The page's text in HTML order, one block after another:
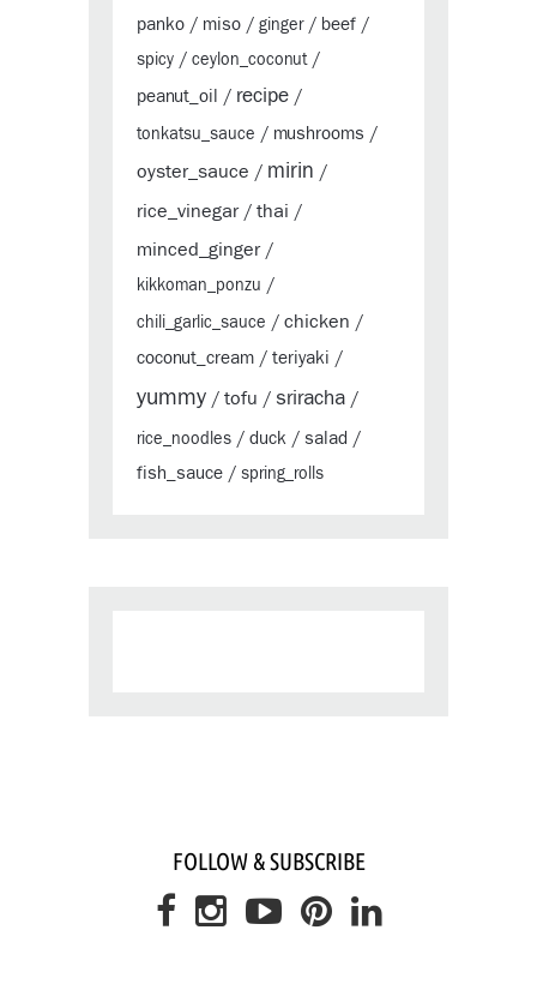
panko / miso / ginger/ beef /
spicy / ceylon_coconut /
peanut_oil / recipe /
tonkatsu_sauce / mushrooms /
oyster_sauce / mirin /
rice_vinegar/ thai /
minced_ginger/
kikkoman_ponzu /
chili_garlic_sauce / chicken /
coconut_cream / teriyaki /
yummy / tofu / sriracha /
rice_noodles / duck / salad /
fish_sauce / spring_rolls
FOLLOW & SUBSCRIBE